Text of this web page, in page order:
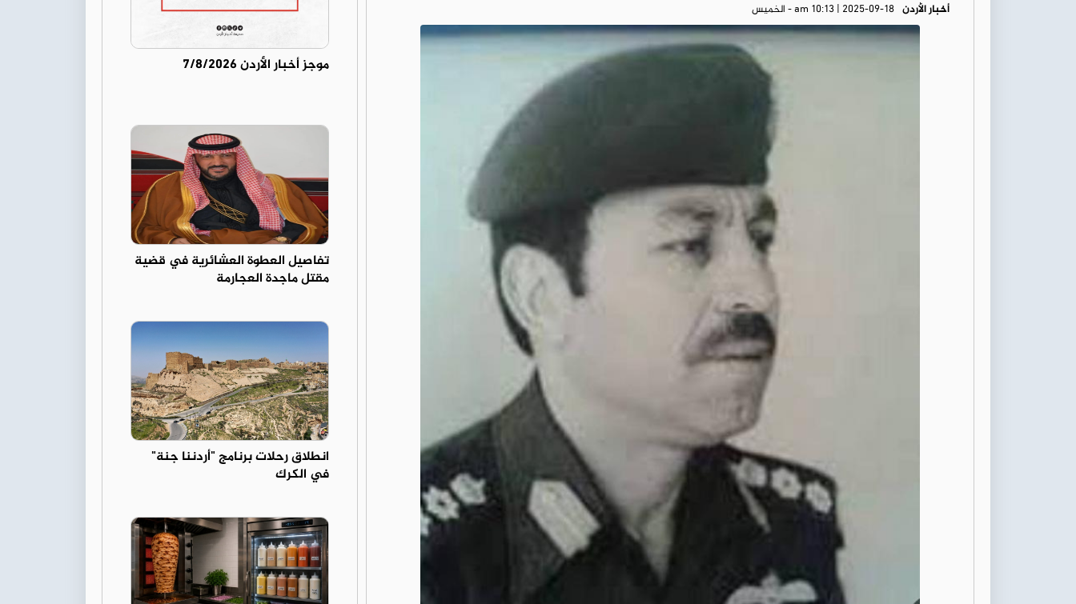
أخبار الأردن am 10:13 | 2025-09-18 - الخميس
موجز أخبار الأردن 7/8/2026
تفاصيل العطوة العشائرية في قضية
مقتل ماجدة العجارمة
انطلاق رحلات برنامج "أردننا جنة"
في الكرك